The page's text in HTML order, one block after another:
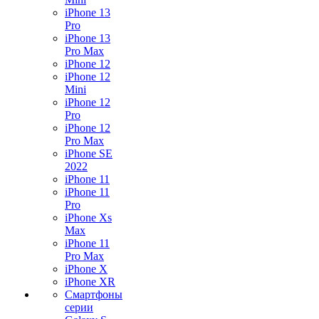
iPhone 13
Pro
iPhone 13
Pro Max
iPhone 12
iPhone 12
Mini
iPhone 12
Pro
iPhone 12
Pro Max
iPhone SE
2022
iPhone 11
iPhone 11
Pro
iPhone Xs
Max
iPhone 11
Pro Max
iPhone X
iPhone XR
Смартфоны
серии